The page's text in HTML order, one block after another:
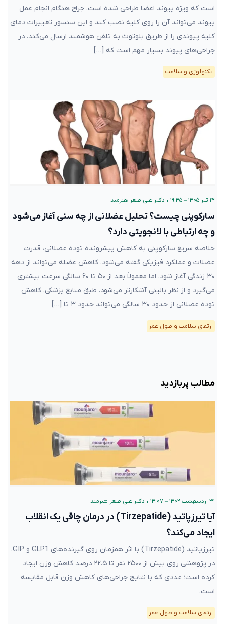
است که ویژه پیوند اعضا طراحی شده است. جراح هنگام انجام عمل
پیوند می‌تواند آن را روی کلیه نصب کند و این سنسور تغییرات دمای
کلیه پیوندی را از طریق بلوتوث به تلفن هوشمند ارسال می‌کند. در
جراحی‌های پیوند بسیار مهم است که […]
تکنولوژی و سلامت
۱۴ تیر ۱۴۰۵ – ۱۹:۴۵ • دکتر علی‌اصغر هنرمند
سارکوپنی چیست؟ تحلیل عضلانی از چه سنی آغاز می‌شود
و چه ارتباطی با لانجویتی دارد؟
خلاصه سریع سارکوپنی به کاهش پیشرونده توده عضلانی، قدرت
عضلات و عملکرد فیزیکی گفته می‌شود. کاهش عضله می‌تواند از دهه
۳۰ زندگی آغاز شود، اما معمولاً بعد از ۵۰ تا ۶۰ سالگی سرعت بیشتری
می‌گیرد و از نظر بالینی آشکارتر می‌شود. طبق منابع پزشکی، کاهش
توده عضلانی از حدود ۳۰ سالگی می‌تواند حدود ۳ تا […]
ارتقای سلامت و طول عمر
مطالب پربازدید
۳۱ اردیبهشت ۱۴۰۲ – ۱۴:۰۷ • دکتر علی‌اصغر هنرمند
آیا تیرزپاتید (Tirzepatide) در درمان چاقی یک انقلاب
ایجاد می‌کند؟
تیرزپاتید (Tirzepatide) با اثر همزمان روی گیرنده‌های GLP1 و GIP،
در پژوهشی روی بیش از ۲۵۰۰ نفر تا ۲۲.۵ درصد کاهش وزن ایجاد
کرده است؛ عددی که با نتایج جراحی‌های کاهش وزن قابل مقایسه
است.
ارتقای سلامت و طول عمر